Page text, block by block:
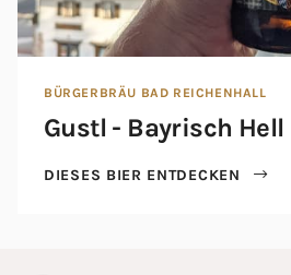
BÜRGERBRÄU BAD REICHENHALL
Gustl - Bayrisch Hell
DIESES BIER ENTDECKEN